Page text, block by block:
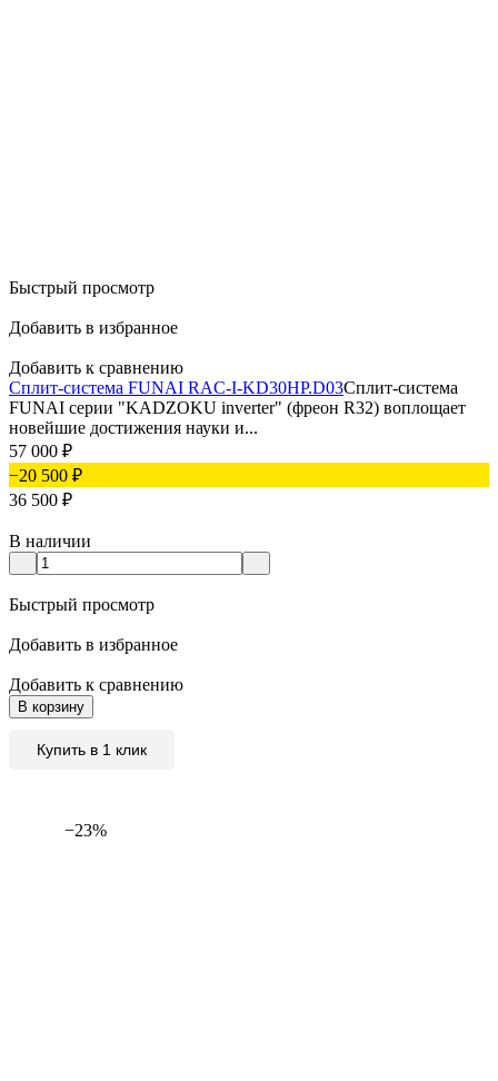
Быстрый просмотр
Добавить в избранное
Добавить к сравнению
Сплит-система FUNAI RAC-I-KD30HP.D03Сплит-система
FUNAI серии "KADZOKU inverter" (фреон R32) воплощает
новейшие достижения науки и...
57 000 ₽
−20 500 ₽
36 500 ₽
В наличии
Быстрый просмотр
Добавить в избранное
Добавить к сравнению
В корзину
Купить в 1 клик
−23%